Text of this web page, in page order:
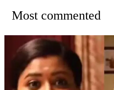
Most commented